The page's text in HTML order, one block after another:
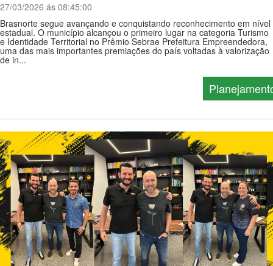
27/03/2026 ás 08:45:00
Brasnorte segue avançando e conquistando reconhecimento em nível
estadual. O município alcançou o primeiro lugar na categoria Turismo
e Identidade Territorial no Prêmio Sebrae Prefeitura Empreendedora,
uma das mais importantes premiações do país voltadas à valorização
de in...